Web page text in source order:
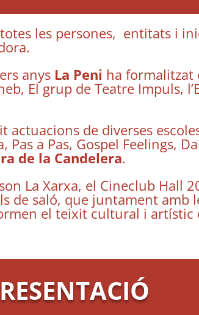
les persones, entitats i
anys La Peni ha formalitzat
El grup de Teatre Impuls,
de diverses
a Pas, Gospel Feelings,
de la Candelera.
La Xarxa, el Cineclub Hall
de saló, que juntament amb
el teixit cultural i artístic